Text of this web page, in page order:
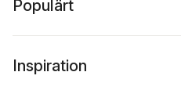
Populärt
Inspiration